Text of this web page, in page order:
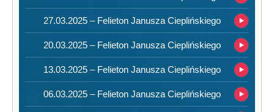
27.03.2025 – Felieton Janusza Cieplińskiego
20.03.2025 – Felieton Janusza Cieplińskiego
13.03.2025 – Felieton Janusza Cieplińskiego
06.03.2025 – Felieton Janusza Cieplińskiego